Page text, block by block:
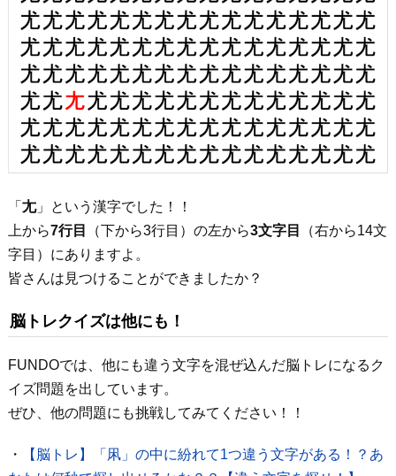
「 尢」という漢字でした！！
上から7行目 （下から3行目）の左から3文字目
（右から14文
字目）にありますよ。
皆さんは見つけることができましたか？
脳トレクイズは他にも！
FUNDOでは、他にも違う文字を混ぜ込んだ脳トレになるク
イズ問題を出しています。
ぜひ、他の問題にも挑戦してみてください！！
・
【脳トレ】「凩」の中に紛れて1つ違う文字がある！？あ